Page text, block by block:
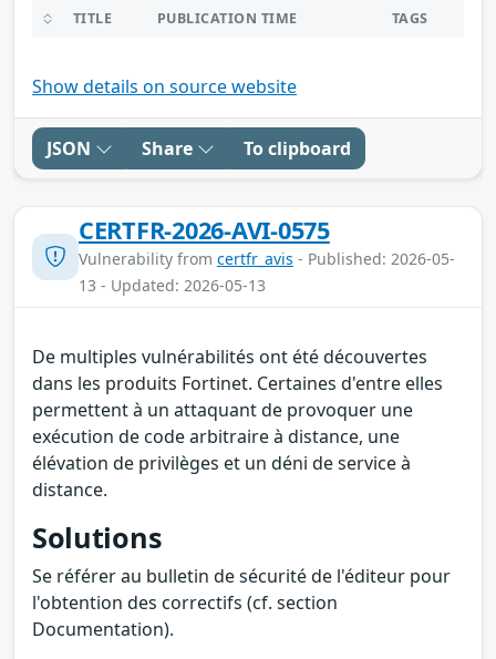
TITLE PUBLICATION TIME TAGS
Show details on source website
JSON Share To clipboard
CERTFR-2026-AVI-0575
Vulnerability from certfr_avis - Published: 2026-05-
13 - Updated: 2026-05-13
De multiples vulnérabilités ont été découvertes
dans les produits Fortinet. Certaines d'entre elles
permettent à un attaquant de provoquer une
exécution de code arbitraire à distance, une
élévation de privilèges et un déni de service à
distance.
Solutions
Se référer au bulletin de sécurité de l'éditeur pour
l'obtention des correctifs (cf. section
Documentation).